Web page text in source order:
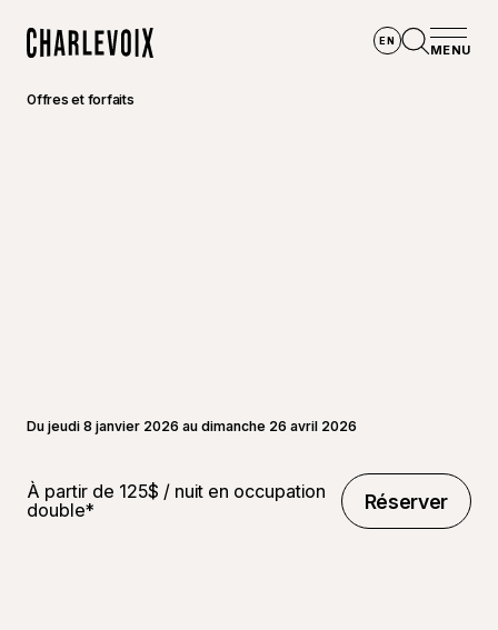
EN
MENU
Offres et forfaits
Du jeudi 8 janvier 2026 au dimanche 26 avril 2026
À partir de 125$ / nuit en occupation
double*
Réserver
Réserver